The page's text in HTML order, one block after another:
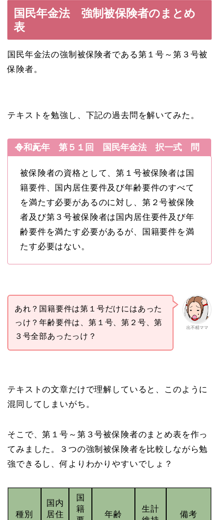
国民年金法 強制被保険者のまとめ
表
国民年金法の強制被保険者である第１号～第３号被
保険者。
テキストを勉強し、下記の過去問を解いてみた。
令和元年 第５１回 国民年金法 択一式 問５ A
被保険者の資格として、第１号被保険者は国
籍要件、国内居住要件及び年齢要件のすべて
を満たす必要があるのに対し、第２号被保険
者及び第３号被保険者は国内居住要件及び年
齢要件を満たす必要があるが、国籍要件を満
たす必要はない。
出不精ママ
あれ？国籍要件は第１号だけにはあった
っけ？年齢要件は、第１号、第２号、第
３号全部あったっけ？
テキストの文章だけで理解していると、このように
混同してしまいがち。
そこで、第１号～第３号被保険者のまとめ表を作っ
てみました。３つの強制被保険者を比較しながら勉
強できるし、何よりわかりやすいでしょ？
種別
国内
居住
国
籍
年齢
生計
備考